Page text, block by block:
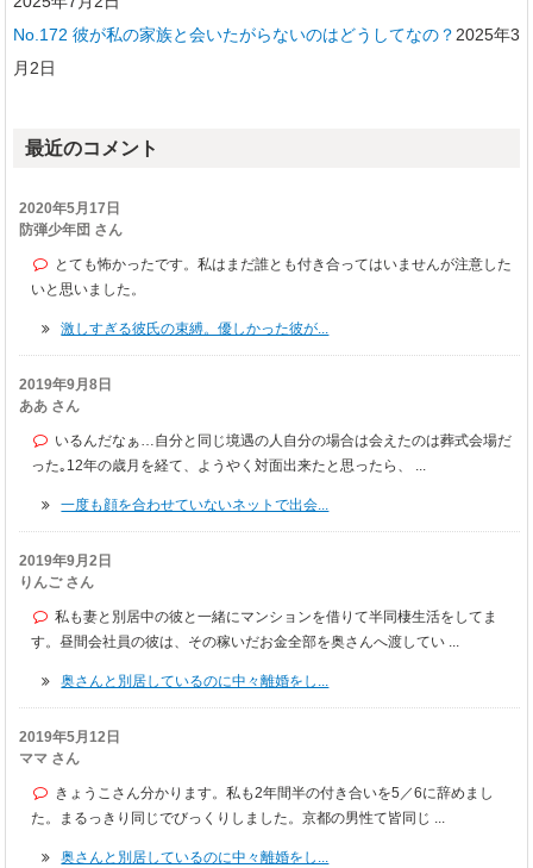
No.172 彼が私の家族と会いたがらないのはどうしてなの？ 2025年3
月2日
最近のコメント
2020年5月17日
防弾少年団 さん
とても怖かったです。私はまだ誰とも付き合ってはいませんが注意した
いと思いました。
激しすぎる彼氏の束縛。優しかった彼が...
2019年9月8日
ああ さん
いるんだなぁ…自分と同じ境遇の人自分の場合は会えたのは葬式会場だ
った｡12年の歳月を経て、ようやく対面出来たと思ったら、 ...
一度も顔を合わせていないネットで出会...
2019年9月2日
りんご さん
私も妻と別居中の彼と一緒にマンションを借りて半同棲生活をしてま
す。昼間会社員の彼は、その稼いだお金全部を奥さんへ渡してい ...
奥さんと別居しているのに中々離婚をし...
2019年5月12日
ママ さん
きょうこさん分かります。私も2年間半の付き合いを5／6に辞めまし
た。まるっきり同じでびっくりしました。京都の男性て皆同じ ...
奥さんと別居しているのに中々離婚をし...